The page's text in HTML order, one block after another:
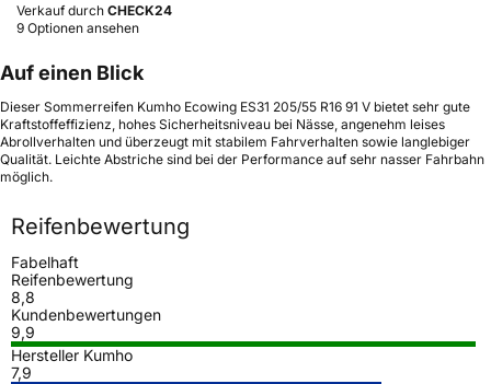
Verkauf durch CHECK24
9 Optionen ansehen
Auf einen Blick
Dieser Sommerreifen Kumho Ecowing ES31 205/55 R16 91 V bietet sehr gute
Kraftstoffeffizienz, hohes Sicherheitsniveau bei Nässe, angenehm leises
Abrollverhalten und überzeugt mit stabilem Fahrverhalten sowie langlebiger
Qualität. Leichte Abstriche sind bei der Performance auf sehr nasser Fahrbahn
möglich.
Reifenbewertung
Fabelhaft
Reifenbewertung
8,8
Kundenbewertungen
9,9
Hersteller Kumho
7,9